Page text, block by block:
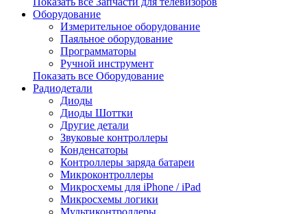
Оборудование
Измерительное оборудование
Паяльное оборудование
Программаторы
Ручной инструмент
Показать все Оборудование
Радиодетали
Диоды
Диоды Шоттки
Другие детали
Звуковые контроллеры
Конденсаторы
Контроллеры заряда батареи
Микроконтроллеры
Микросхемы для iPhone / iPad
Микросхемы логики
Мультиконтроллеры